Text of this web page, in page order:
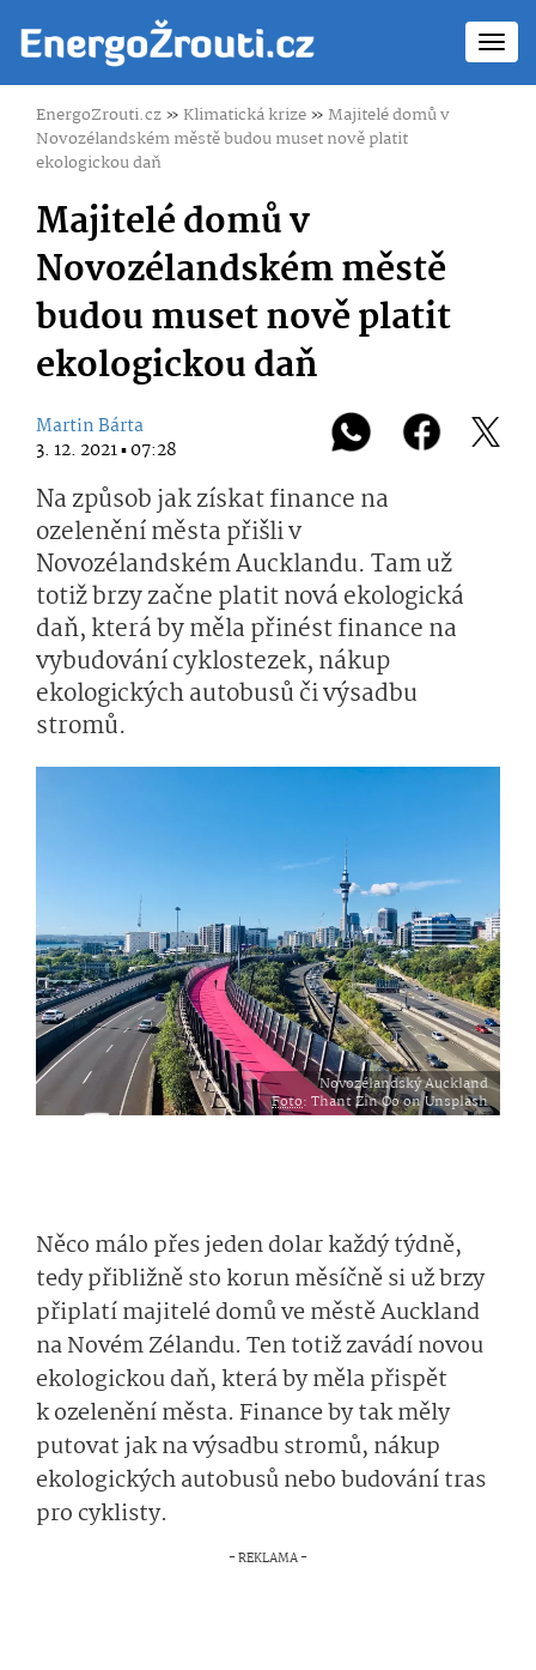
EnergoZrouti.cz»Klimatická krize»Majitelé domů v
Novozélandském městě budou muset nově platit
ekologickou daň
Majitelé domů v
Novozélandském městě
budou muset nově platit
ekologickou daň
Martin Bárta
3. 12. 2021 ▪ 07:28
Na způsob jak získat finance na
ozelenění města přišli v
Novozélandském Aucklandu. Tam už
totiž brzy začne platit nová ekologická
daň, která by měla přinést finance na
vybudování cyklostezek, nákup
ekologických autobusů či výsadbu
stromů.
Novozélandský Auckland
Foto: Thant Zin Oo on Unsplash
Něco málo přes jeden dolar každý týdně,
tedy přibližně sto korun měsíčně si už brzy
připlatí majitelé domů ve městě Auckland
na Novém Zélandu. Ten totiž zavádí novou
ekologickou daň, která by měla přispět
k ozelenění města. Finance by tak měly
putovat jak na výsadbu stromů, nákup
ekologických autobusů nebo budování tras
pro cyklisty.